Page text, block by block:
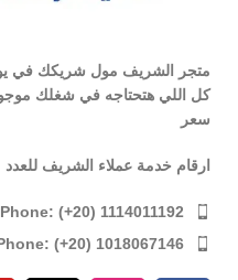
متجر الشريف مول شريكك في
كل اللي هتحتاجه في شغلك
سعر
ارقام خدمة عملاء الشريف للعدد
Phone: (+20) 1114011192
(+20) 1018067146